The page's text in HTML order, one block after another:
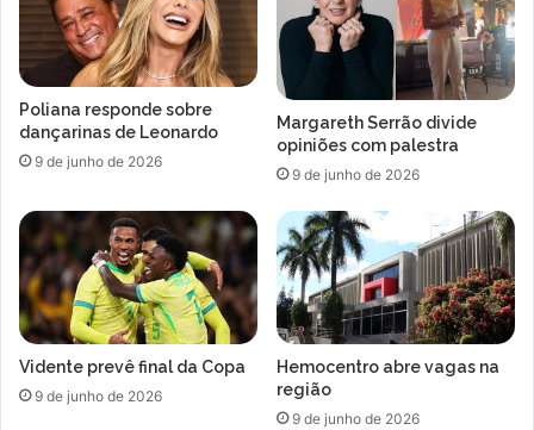
Poliana responde sobre
dançarinas de Leonardo
9 de junho de 2026
Margareth Serrão divide
opiniões com palestra
9 de junho de 2026
Vidente prevê final da Copa
9 de junho de 2026
Hemocentro abre vagas na
região
9 de junho de 2026